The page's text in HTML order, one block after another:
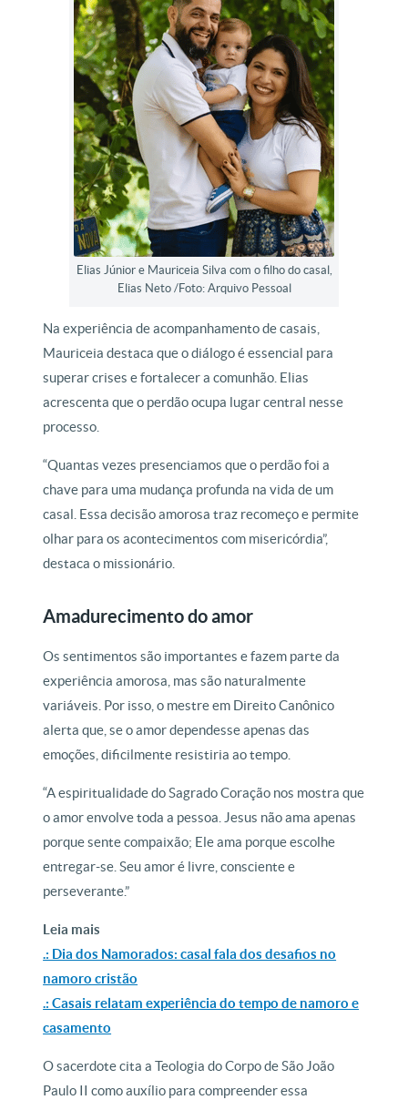
Elias Júnior e Mauriceia Silva com o filho do casal,
Elias Neto /Foto: Arquivo Pessoal
Na experiência de acompanhamento de casais,
Mauriceia destaca que o diálogo é essencial para
superar crises e fortalecer a comunhão. Elias
acrescenta que o perdão ocupa lugar central nesse
processo.
“Quantas vezes presenciamos que o perdão foi a
chave para uma mudança profunda na vida de um
casal. Essa decisão amorosa traz recomeço e permite
olhar para os acontecimentos com misericórdia”,
destaca o missionário.
Amadurecimento do amor
Os sentimentos são importantes e fazem parte da
experiência amorosa, mas são naturalmente
variáveis. Por isso, o mestre em Direito Canônico
alerta que, se o amor dependesse apenas das
emoções, dificilmente resistiria ao tempo.
“A espiritualidade do Sagrado Coração nos mostra que
o amor envolve toda a pessoa. Jesus não ama apenas
porque sente compaixão; Ele ama porque escolhe
entregar-se. Seu amor é livre, consciente e
perseverante.”
Leia mais
.: Dia dos Namorados: casal fala dos desafios no
namoro cristão
.: Casais relatam experiência do tempo de namoro e
casamento
O sacerdote cita a Teologia do Corpo de São João
Paulo II como auxílio para compreender essa